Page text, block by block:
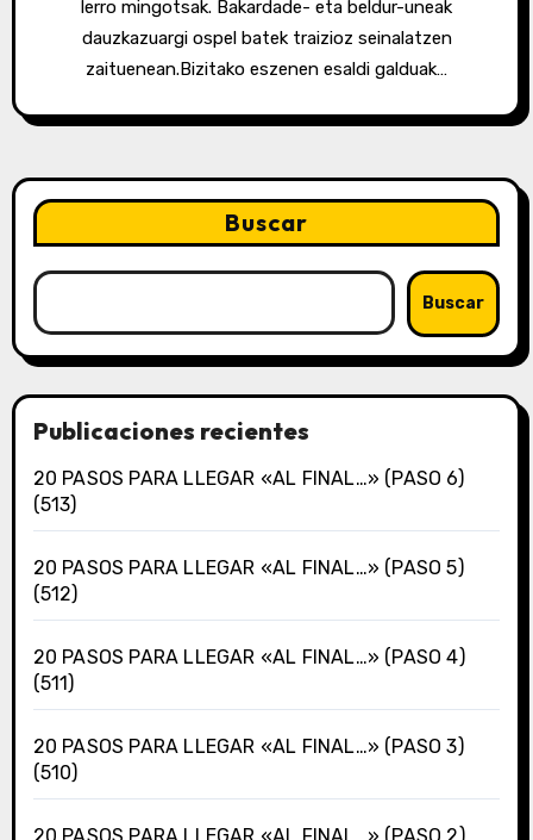
lerro mingotsak. Bakardade- eta beldur-uneak
dauzkazuargi ospel batek traizioz seinalatzen
zaituenean.Bizitako eszenen esaldi galduak…
Buscar
Buscar
Publicaciones recientes
20 PASOS PARA LLEGAR «AL FINAL…» (PASO 6)
(513)
20 PASOS PARA LLEGAR «AL FINAL…» (PASO 5)
(512)
20 PASOS PARA LLEGAR «AL FINAL…» (PASO 4)
(511)
20 PASOS PARA LLEGAR «AL FINAL…» (PASO 3)
(510)